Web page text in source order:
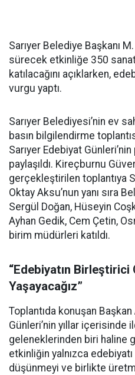
Sarıyer Belediye Başkanı
sürecek etkinliğe 350
katılacağını açıklarken,
vurgu yaptı.
Sarıyer Belediyesi’nin ev
basın bilgilendirme
Sarıyer Edebiyat
paylaşıldı. Kireçburnu
gerçekleştirilen toplantıya
Oktay Aksu’nun yanı sıra
Sergül Doğan, Hüseyin
Ayhan Gedik, Cem Çetin,
birim müdürleri katıldı.
“Edebiyatın
Yaşayacağız”
Toplantıda konuşan
Günleri’nin yıllar içerisinde
geleneklerinden biri haline
etkinliğin yalnızca
düşünmeyi ve birlikte